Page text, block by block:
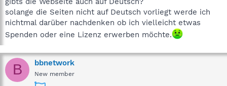
solange die Seiten nicht auf Deutsch vorliegt werde ich
nichtmal darüber nachdenken ob ich vielleicht etwas
Spenden oder eine Lizenz erwerben möchte.
B bbnetwork
New member